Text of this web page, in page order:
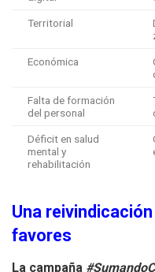
Territorial
Económica
Falta de formación
del personal
Déficit en salud
mental y
rehabilitación
Una
favores
La campaña